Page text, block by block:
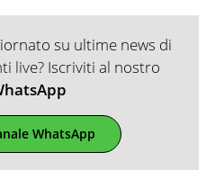
su ultime news di
live? Iscriviti al nostro
WhatsApp